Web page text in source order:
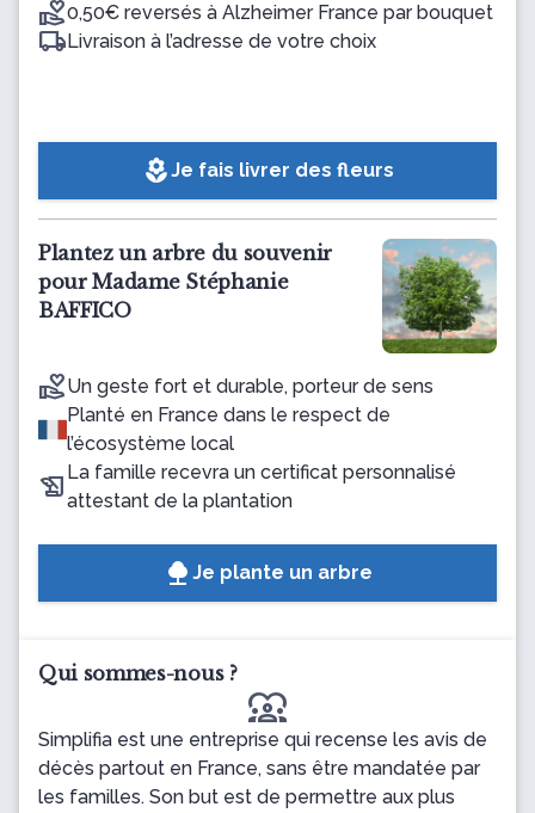
0,50€ reversés à Alzheimer France par bouquet
Livraison à l’adresse de votre choix
local_floristJe fais livrer des fleurs
Plantez un arbre du souvenir
pour Madame Stéphanie
BAFFICO
Un geste fort et durable, porteur de sens
Planté en France dans le respect de
l’écosystème local
La famille recevra un certificat personnalisé
attestant de la plantation
Je plante un arbre
Qui sommes-nous ?
diversity_1
Simplifia est une entreprise qui recense les avis de
décès partout en France, sans être mandatée par
les familles. Son but est de permettre aux plus